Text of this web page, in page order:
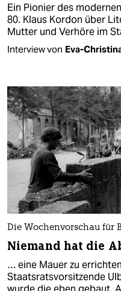
Ein Pionier des
80. Klaus Kordon über
Mutter und Verhöre im
Interview von Eva-
Die Wochenvorschau für
Niemand hat die
… eine Mauer zu
Staatsratsvorsitzende